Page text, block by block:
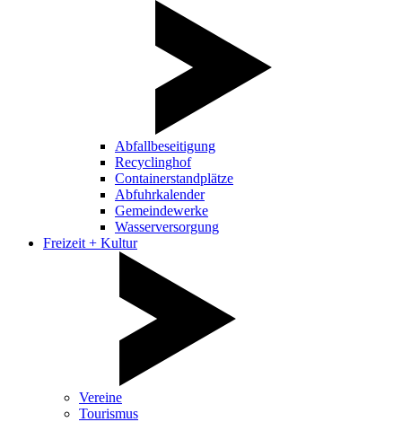
Abfallbeseitigung
Recyclinghof
Containerstandplätze
Abfuhrkalender
Gemeindewerke
Wasserversorgung
Freizeit + Kultur
Vereine
Tourismus